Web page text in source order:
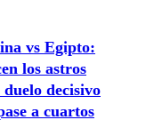
vs Egipto:
los astros
decisivo
a cuartos